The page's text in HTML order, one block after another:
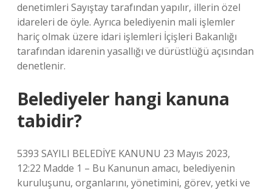
denetimleri Sayıştay tarafından yapılır, illerin özel
idareleri de öyle. Ayrıca belediyenin mali işlemler
hariç olmak üzere idari işlemleri İçişleri Bakanlığı
tarafından idarenin yasallığı ve dürüstlüğü açısından
denetlenir.
Belediyeler hangi kanuna
tabidir?
5393 SAYILI BELEDİYE KANUNU 23 Mayıs 2023,
12:22 Madde 1 – Bu Kanunun amacı, belediyenin
kuruluşunu, organlarını, yönetimini, görev, yetki ve